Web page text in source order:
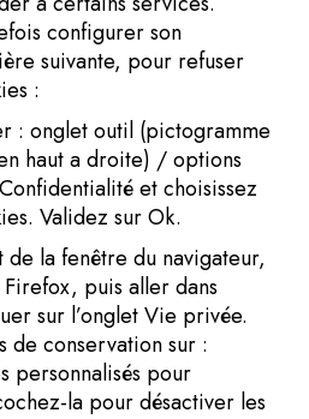
configurer son
suivante, pour refuser
:
: onglet outil (pictogramme
haut a droite) / options
et choisissez
Validez sur Ok.
de la fenêtre du navigateur,
puis aller dans
sur l’onglet Vie privée.
de conservation sur :
personnalisés pour
la pour désactiver les